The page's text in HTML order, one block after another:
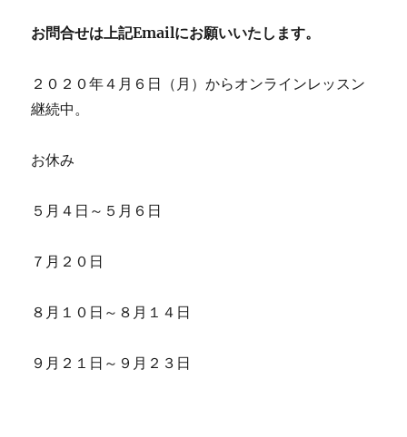
お問合せは上記Emailにお願いいたします。
２０２０年４月６日（月）からオンラインレッスン
継続中。
お休み
５月４日～５月６日
７月２０日
８月１０日～８月１４日
９月２１日～９月２３日